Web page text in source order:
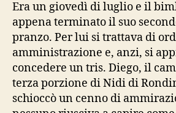
Era un giovedì di luglio e il
appena terminato il suo
pranzo. Per lui si trattava di
amministrazione e, anzi, si
concedere un tris. Diego, il
terza porzione di Nidi di
schioccò un cenno di